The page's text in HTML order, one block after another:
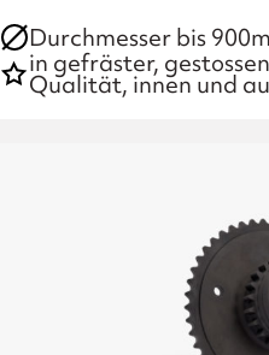
Durchmesser bis
in gefräster,
Qualität, innen und